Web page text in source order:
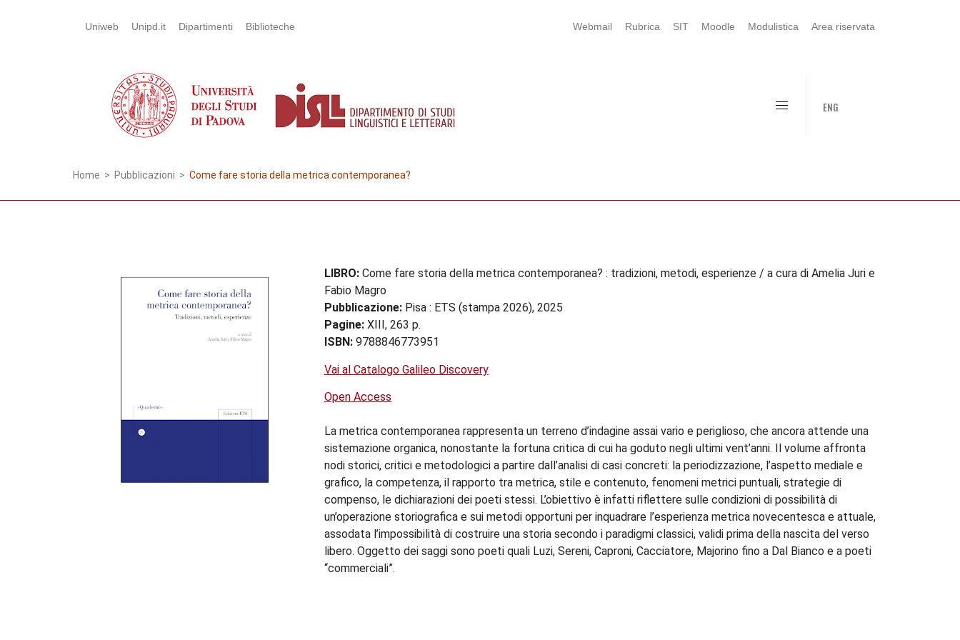
Uniweb Unipd.it Dipartimenti Biblioteche Webmail Rubrica SIT Moodle Modulistica Area riservata
ENG
Home > Pubblicazioni > Come fare storia della metrica contemporanea?
LIBRO: Come fare storia della metrica contemporanea? : tradizioni, metodi, esperienze / a cura di Amelia Juri e
Fabio Magro
Pubblicazione: Pisa : ETS (stampa 2026), 2025
Pagine: XIII, 263 p.
ISBN: 9788846773951
Vai al Catalogo Galileo Discovery
Open Access
La metrica contemporanea rappresenta un terreno d’indagine assai vario e periglioso, che ancora attende una
sistemazione organica, nonostante la fortuna critica di cui ha goduto negli ultimi vent’anni. Il volume affronta
nodi storici, critici e metodologici a partire dall’analisi di casi concreti: la periodizzazione, l’aspetto mediale e
grafico, la competenza, il rapporto tra metrica, stile e contenuto, fenomeni metrici puntuali, strategie di
compenso, le dichiarazioni dei poeti stessi. L’obiettivo è infatti riflettere sulle condizioni di possibilità di
un’operazione storiografica e sui metodi opportuni per inquadrare l’esperienza metrica novecentesca e attuale,
assodata l’impossibilità di costruire una storia secondo i paradigmi classici, validi prima della nascita del verso
libero. Oggetto dei saggi sono poeti quali Luzi, Sereni, Caproni, Cacciatore, Majorino fino a Dal Bianco e a poeti
“commerciali”.